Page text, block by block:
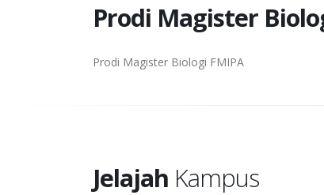
Prodi Magister
Prodi Magister Biologi FMIPA
Jelajah Kampus